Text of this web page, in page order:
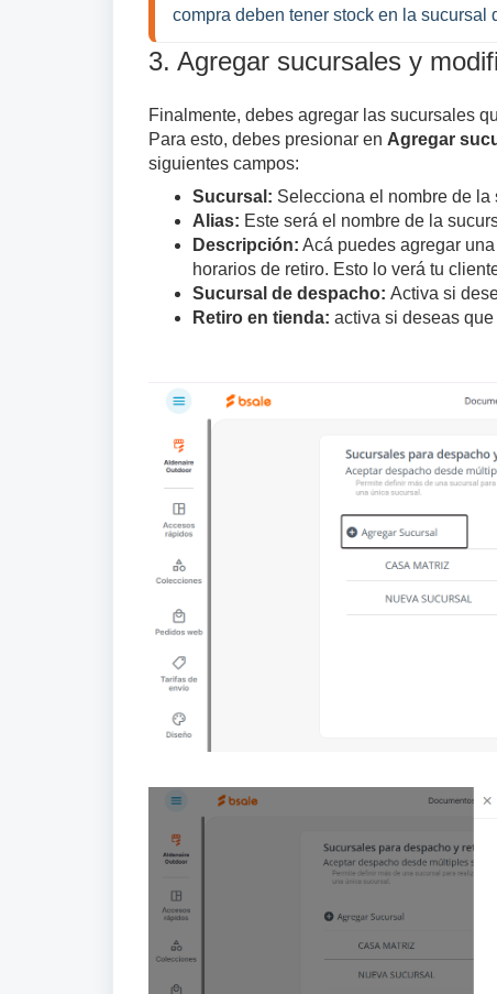
compra deben tener stock en la sucursal
3. Agregar sucursales y
Finalmente, debes agregar las sucursales
Para esto, debes presionar en Agregar
siguientes campos:
Sucursal: Selecciona el nombre de la
Alias: Este será el nombre de la
Descripción: Acá puedes agregar
horarios de retiro. Esto lo verá tu
Sucursal de despacho: Activa si
Retiro en tienda: activa si deseas